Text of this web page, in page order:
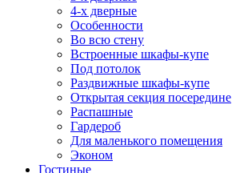
4-х дверные
Особенности
Во всю стену
Встроенные шкафы-купе
Под потолок
Раздвижные шкафы-купе
Открытая секция посередине
Распашные
Гардероб
Для маленького помещения
Эконом
Гостиные